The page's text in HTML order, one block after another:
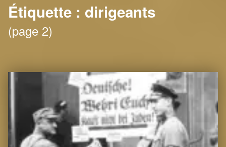
Étiquette : dirigeants
(page 2)